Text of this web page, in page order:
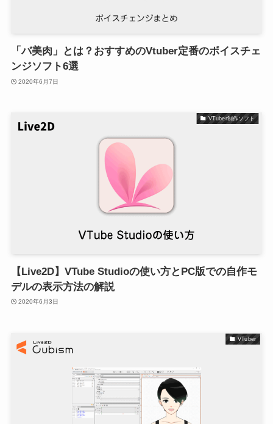
「バ美肉」とは？おすすめのVtuber定番のボイスチェ
ンジソフト6選
2020年6月7日
VTuber制作ソフト
【Live2D】VTube Studioの使い方とPC版での自作モ
デルの表示方法の解説
2020年6月3日
VTuber